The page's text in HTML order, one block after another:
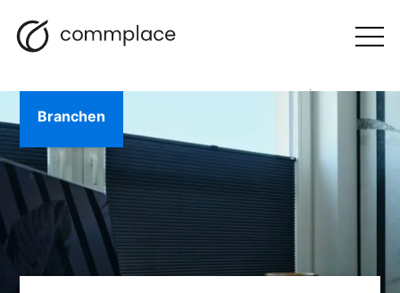
Zum
Inhalt
Navigation
BLOGGEN
Branchen